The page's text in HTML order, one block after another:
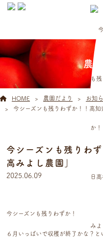
農
HOME 農園だより お知
今シーズンも残りわずか！！高知
今シーズンも残りわ
高みよし農園」
2025.06.09
今シーズンも残りわずか！
６月いっぱいで収穫が終了かな？と